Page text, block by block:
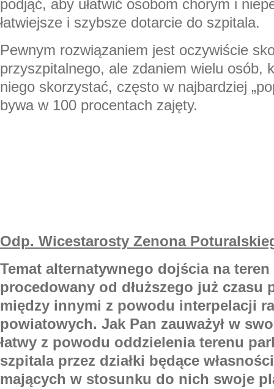
podjąć, aby ułatwić osobom chorym i
łatwiejsze i szybsze dotarcie do szpitala.
Pewnym rozwiązaniem jest oczywiście
przyszpitalnego, ale zdaniem wielu osób,
niego skorzystać, często w najbardziej
bywa w 100 procentach zajęty.
Odp. Wicestarosty Zenona
Temat alternatywnego dojścia na
procedowany od dłuższego już czasu
między innymi z powodu interpelacji
powiatowych. Jak Pan zauważył w
łatwy z powodu oddzielenia terenu
szpitala przez działki będące
mających w stosunku do nich swoje